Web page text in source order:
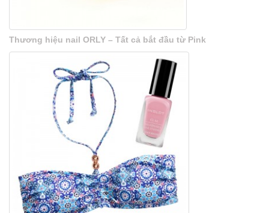
Thương hiệu nail ORLY – Tất cả bắt đầu từ Pink